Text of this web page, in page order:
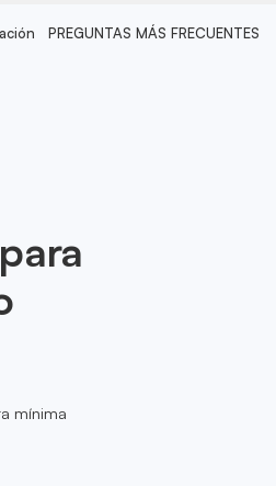
PREGUNTAS MÁS FRECUENTES
mínima